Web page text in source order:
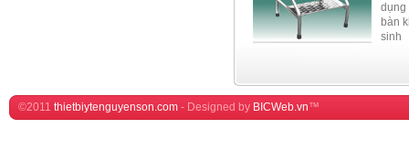
dụng
bàn
sinh
©2011 thietbiytenguyenson.com - Designed by BICWeb.vn™